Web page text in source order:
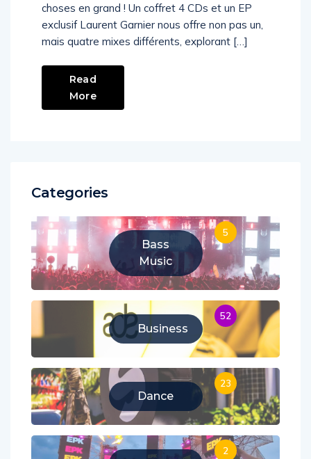
choses en grand ! Un coffret 4 CDs et un EP
exclusif Laurent Garnier nous offre non pas un,
mais quatre mixes différents, explorant […]
Read
More
Categories
Bass
Music
5
Business
52
Dance
23
2